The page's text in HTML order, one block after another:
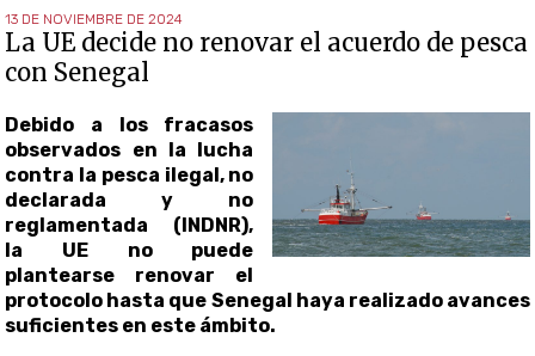
13 DE NOVIEMBRE DE 2024
La UE decide no renovar el acuerdo de pesca
con Senegal
Debido a los fracasos
observados en la lucha
contra la pesca ilegal, no
declarada y no
reglamentada (INDNR),
la UE no puede
plantearse renovar el
protocolo hasta que Senegal haya realizado avances
suficientes en este ámbito.